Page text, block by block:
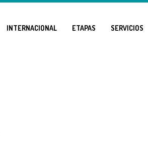
INTERNACIONAL ETAPAS SERVICIOS